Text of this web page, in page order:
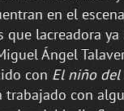
en el
que lacreadora
Ángel
con El niño del
trabajado con